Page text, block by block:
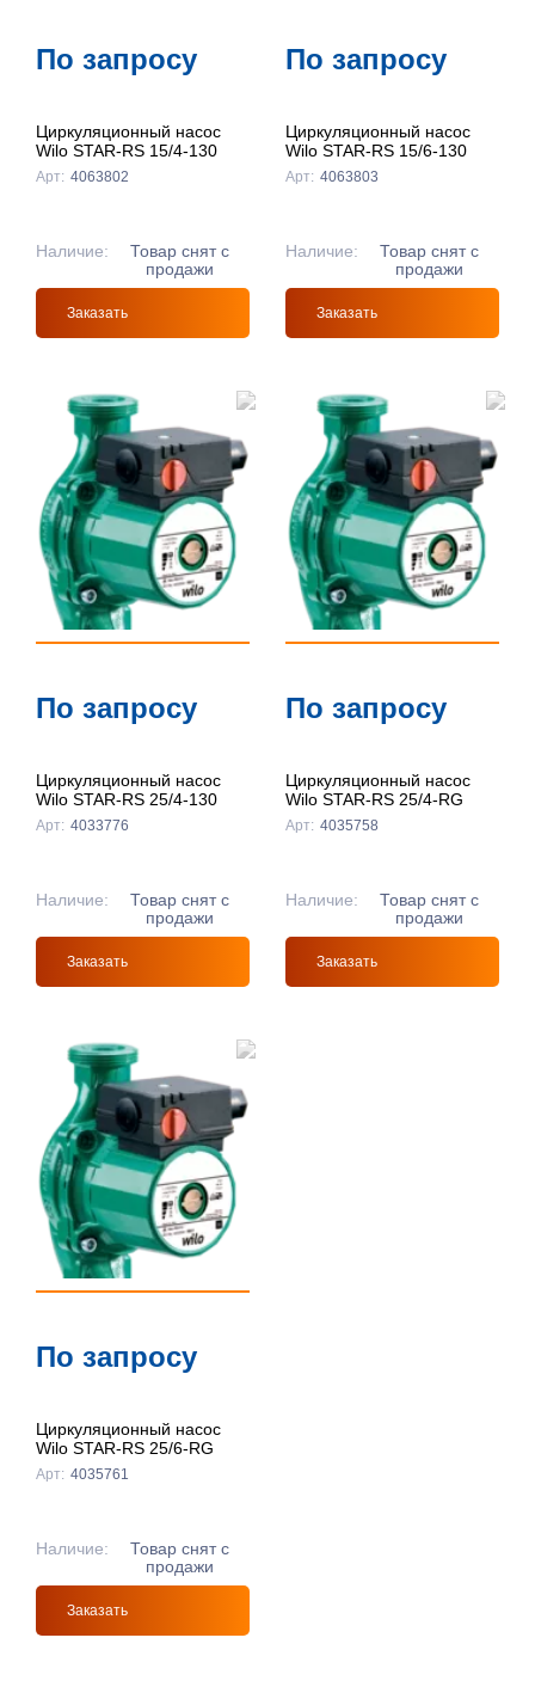
По запросу
Циркуляционный насос
Wilo STAR-RS 15/4-130
Арт: 4063802
Наличие:
Товар снят с
продажи
Заказать
По запросу
Циркуляционный насос
Wilo STAR-RS 15/6-130
Арт: 4063803
Наличие:
Товар снят с
продажи
Заказать
По запросу
Циркуляционный насос
Wilo STAR-RS 25/4-130
Арт: 4033776
Наличие:
Товар снят с
продажи
Заказать
По запросу
Циркуляционный насос
Wilo STAR-RS 25/4-RG
Арт: 4035758
Наличие:
Товар снят с
продажи
Заказать
По запросу
Циркуляционный насос
Wilo STAR-RS 25/6-RG
Арт: 4035761
Наличие:
Товар снят с
продажи
Заказать